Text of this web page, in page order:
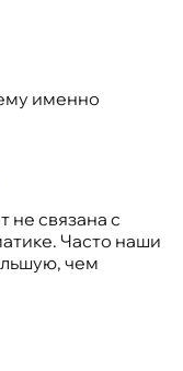
именно
не связана с
Часто наши
чем